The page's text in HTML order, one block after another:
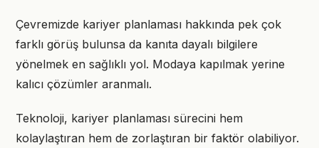
Çevremizde kariyer planlaması hakkında pek çok
farklı görüş bulunsa da kanıta dayalı bilgilere
yönelmek en sağlıklı yol. Modaya kapılmak yerine
kalıcı çözümler aranmalı.
Teknoloji, kariyer planlaması sürecini hem
kolaylaştıran hem de zorlaştıran bir faktör olabiliyor.